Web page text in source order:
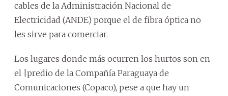
cables de la Administración Nacional de
Electricidad (ANDE) porque el de fibra óptica no
les sirve para comerciar.
Los lugares donde más ocurren los hurtos son en
el |predio de la Compañía Paraguaya de
Comunicaciones (Copaco), pese a que hay un